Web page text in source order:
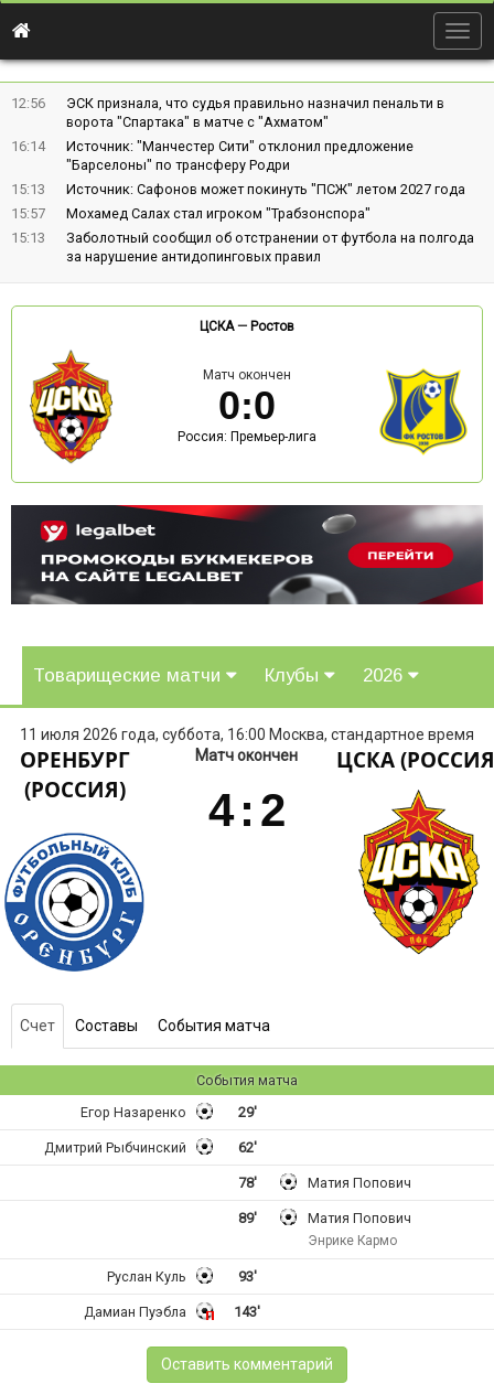
12:56
ЭСК признала, что судья правильно назначил пенальти в
ворота "Спартака" в матче с "Ахматом"
16:14
Источник: "Манчестер Сити" отклонил предложение
"Барселоны" по трансферу Родри
15:13
Источник: Сафонов может покинуть "ПСЖ" летом 2027 года
15:57
Мохамед Салах стал игроком "Трабзонспора"
15:13
Заболотный сообщил об отстранении от футбола на полгода
за нарушение антидопинговых правил
ЦСКА— Ростов
Матч окончен
0:0
Россия: Премьер-лига
Товарищеские матчи Клубы 2026
11 июля 2026 года, суббота, 16:00 Москва, стандартное время
ОРЕНБУРГ
(РОССИЯ)
Матч окончен
4: 2
ЦСКА
Счет Составы События матча
События матча
29'
Егор Назаренко
62'
Дмитрий Рыбчинский
78' Матия Попович
89' Матия Попович
Энрике Кармо
93'
Руслан Куль
143'
Дамиан Пуэбла
Оставить комментарий